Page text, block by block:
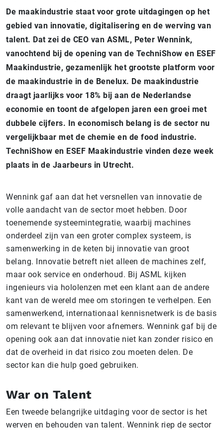
De maakindustrie staat voor grote uitdagingen op het
gebied van innovatie, digitalisering en de werving van
talent. Dat zei de CEO van ASML, Peter Wennink,
vanochtend bij de opening van de TechniShow en ESEF
Maakindustrie, gezamenlijk het grootste platform voor
de maakindustrie in de Benelux. De maakindustrie
draagt jaarlijks voor 18% bij aan de Nederlandse
economie en toont de afgelopen jaren een groei met
dubbele cijfers. In economisch belang is de sector nu
vergelijkbaar met de chemie en de food industrie.
TechniShow en ESEF Maakindustrie vinden deze week
plaats in de Jaarbeurs in Utrecht.
Wennink gaf aan dat het versnellen van innovatie de
volle aandacht van de sector moet hebben. Door
toenemende systeemintegratie, waarbij machines
onderdeel zijn van een groter complex systeem, is
samenwerking in de keten bij innovatie van groot
belang. Innovatie betreft niet alleen de machines zelf,
maar ook service en onderhoud. Bij ASML kijken
ingenieurs via hololenzen met een klant aan de andere
kant van de wereld mee om storingen te verhelpen. Een
samenwerkend, internationaal kennisnetwerk is de basis
om relevant te blijven voor afnemers. Wennink gaf bij de
opening ook aan dat innovatie niet kan zonder risico en
dat de overheid in dat risico zou moeten delen. De
sector kan die hulp goed gebruiken.
War on Talent
Een tweede belangrijke uitdaging voor de sector is het
werven en behouden van talent. Wennink riep de sector